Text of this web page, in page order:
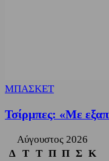
ΜΠΑΣΚΕΤ
Τσίρμπες: «Με
Αύγουστος 2026
Δ
Τ Τ Π Π Σ Κ